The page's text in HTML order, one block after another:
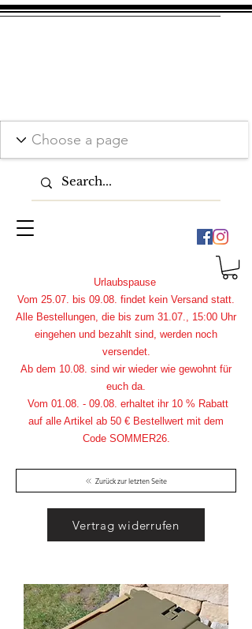
Zurück zur letzten Seite
Urlaubspause
Vom 25.07. bis 09.08. findet kein Versand statt.
Alle Bestellungen, die bis zum 31.07., 15:00 Uhr
eingehen und bezahlt sind, werden noch
versendet.
Ab dem 10.08. sind wir wieder wie gewohnt für
euch da.
Vom 01.08. - 09.08. erhaltet ihr 10 % Rabatt
auf alle Artikel ab 50 € Bestellwert mit dem
Code SOMMER26.
Vertrag widerrufen